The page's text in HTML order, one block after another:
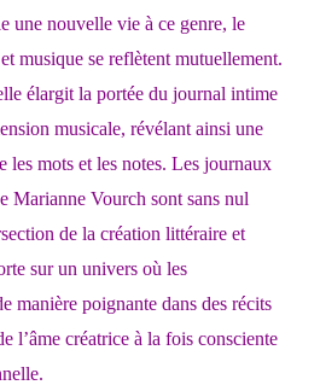
une nouvelle vie à ce genre, le
musique se reflètent mutuellement.
élargit la portée du journal intime
musicale, révélant ainsi une
les mots et les notes. Les journaux
Marianne Vourch sont sans nul
de la création littéraire et
sur un univers où les
manière poignante dans des récits
l’âme créatrice à la fois consciente